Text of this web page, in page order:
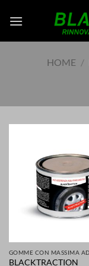
HOME /
BLACKTRACTION